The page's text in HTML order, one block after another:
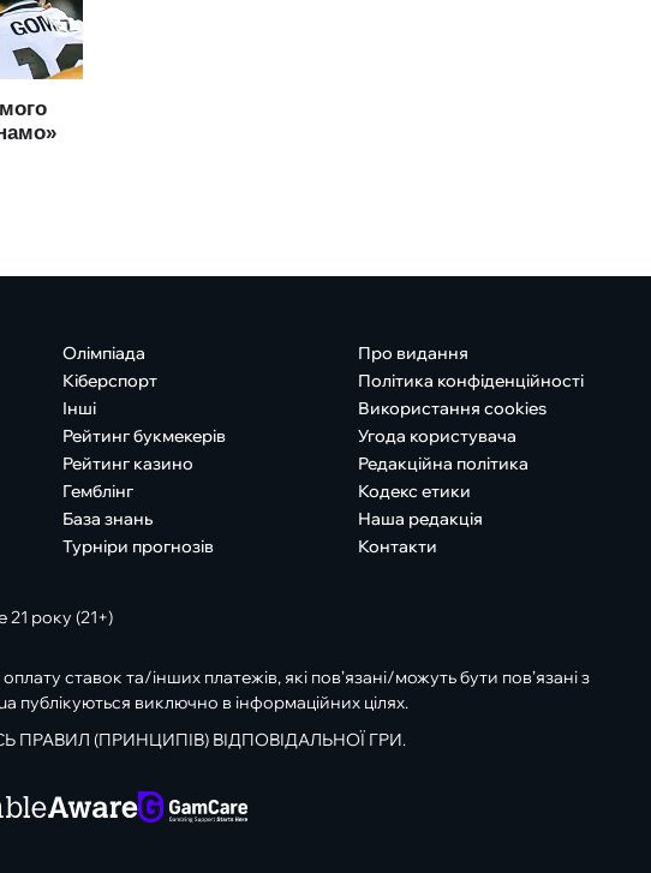
Олімпіада
Кіберспорт
Інші
Рейтинг букмекерів
Рейтинг казино
Гемблінг
База знань
Турніри прогнозів
Про видання
Політика конфіденційності
Використання cookies
Угода користувача
Редакційна політика
Кодекс етики
Наша редакція
Контакти
21 року (21+)
ставок та/інших платежів, які пов’язані/можуть бути пов’язані з
публікуються виключно в інформаційних цілях.
ПРАВИЛ (ПРИНЦИПІВ) ВІДПОВІДАЛЬНОЇ ГРИ.